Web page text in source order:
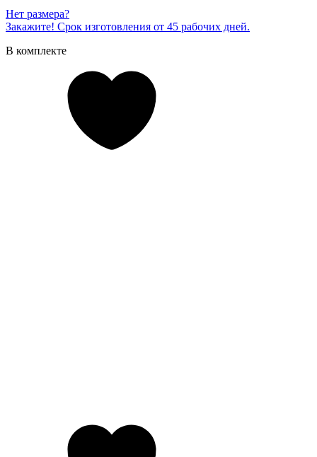
Нет размера?
Закажите! Срок изготовления от 45 рабочих дней.
В комплекте